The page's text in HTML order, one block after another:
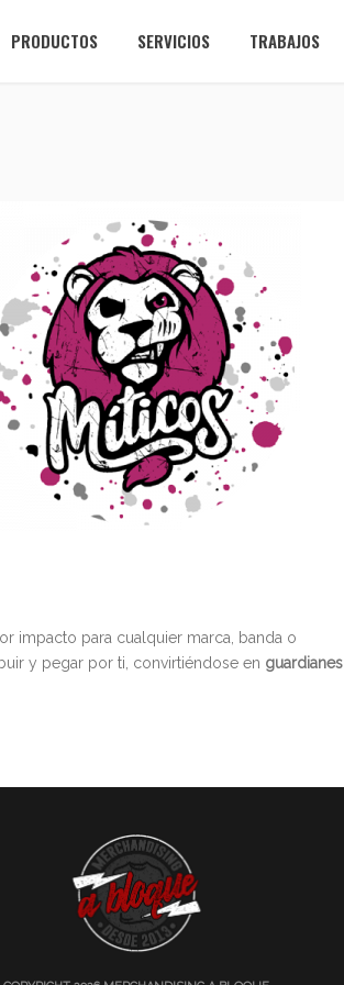
PRODUCTOS SERVICIOS TRABAJOS
impacto para cualquier marca, banda o
y pegar por ti, convirtiéndose en guardianes